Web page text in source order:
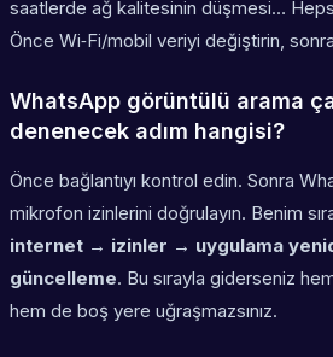
saatlerde ağ kalitesinin düşmesi…
Önce Wi‑Fi/mobil veriyi değiştirin,
WhatsApp görüntülü arama
denenecek adım hangisi?
Önce bağlantıyı kontrol edin. Sonra
mikrofon izinlerini doğrulayın. Benim
internet → izinler → uygulama
güncelleme. Bu sırayla giderseniz
hem de boş yere uğraşmazsınız.